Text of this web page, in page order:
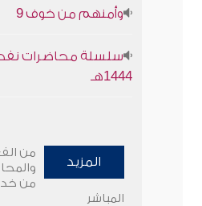
وأمنهم من خوف 9
سلسلة محاضرات
1444هـ
المزيد
من
من
المباشر